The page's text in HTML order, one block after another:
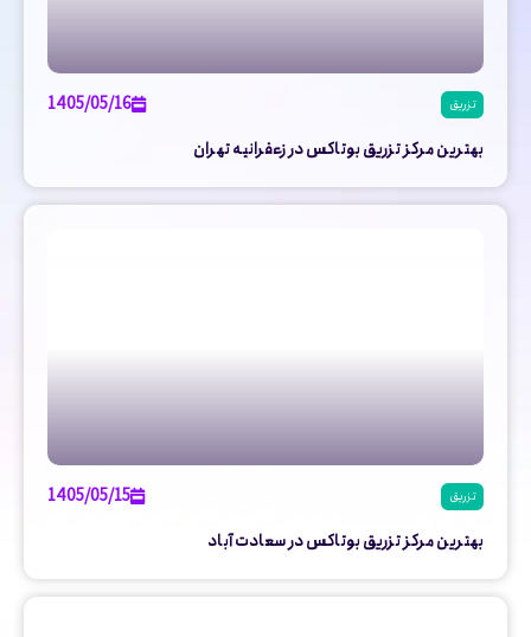
تزریق
1405/05/16
بهترین مرکز تزریق بوتاکس در زعفرانیه تهران
تزریق
1405/05/15
بهترین مرکز تزریق بوتاکس در سعادت آباد